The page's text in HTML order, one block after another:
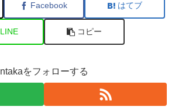
Facebook はてブ
LINE コピー
ntakaをフォローする